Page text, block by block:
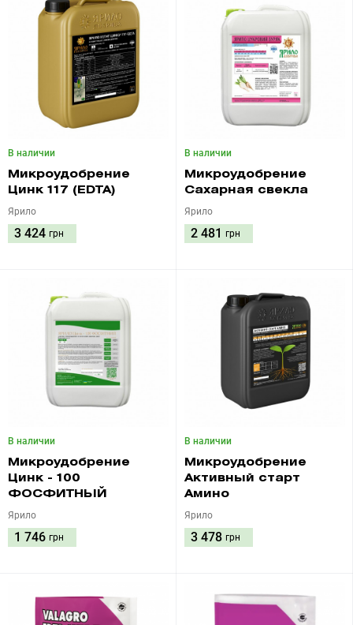
В наличии
Микроудобрение
Цинк 117 (EDTA)
Ярило
3 424 грн
В наличии
Микроудобрение
Сахарная свекла
Ярило
2 481 грн
В наличии
Микроудобрение
Цинк - 100
ФОСФИТНЫЙ
Ярило
1 746 грн
В наличии
Микроудобрение
Активный старт
Амино
Ярило
3 478 грн